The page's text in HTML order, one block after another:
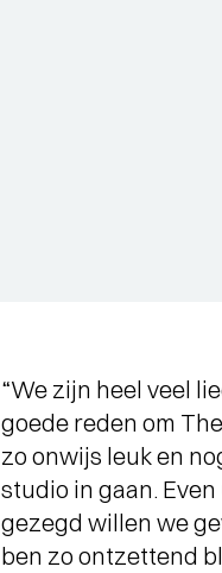
“We zijn heel veel
goede reden om
zo onwijs leuk en
studio in gaan.
gezegd willen we
ben zo ontzettend